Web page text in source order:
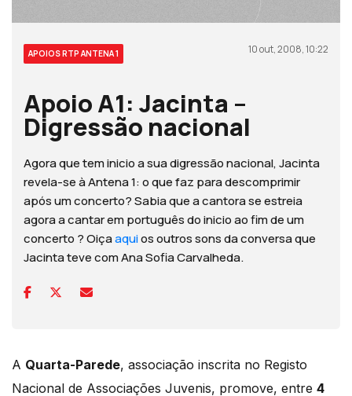
APOIOS RTP ANTENA 1 10 out, 2008, 10:22
Apoio A1: Jacinta –
Digressão nacional
Agora que tem inicio a sua digressão nacional, Jacinta
revela-se à Antena 1: o que faz para descomprimir
após um concerto? Sabia que a cantora se estreia
agora a cantar em português do inicio ao fim de um
concerto ? Oiçaaquios outros sons da conversa que
Jacinta teve com Ana Sofia Carvalheda.
A Quarta-Parede, associação inscrita no Registo
Nacional de Associações Juvenis, promove, entre 4